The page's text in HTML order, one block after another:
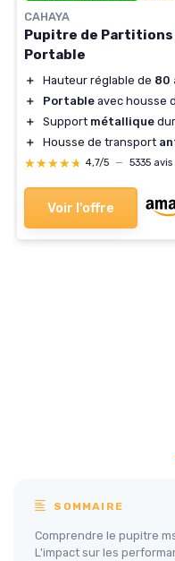
CAHAYA
Pupitre de Partitions
Portable
＋ Hauteur réglable de 80
＋
Portable avec housse
＋
Support métallique
＋
Housse de transport
★★★★★
★★★★★ 4,7/5 — 5335 avis
Voir l'offre
SOMMAIRE
Comprendre le pupitre
L'impact sur les